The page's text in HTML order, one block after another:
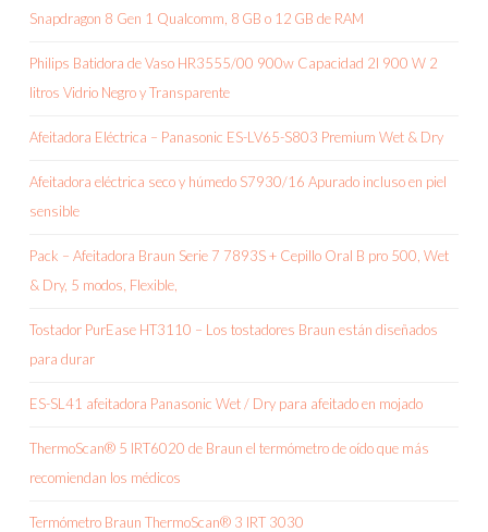
Snapdragon 8 Gen 1 Qualcomm, 8 GB o 12 GB de RAM
Philips Batidora de Vaso HR3555/00 900w Capacidad 2l 900 W 2
litros Vidrio Negro y Transparente
Afeitadora Eléctrica – Panasonic ES-LV65-S803 Premium Wet & Dry
Afeitadora eléctrica seco y húmedo S7930/16 Apurado incluso en piel
sensible
Pack – Afeitadora Braun Serie 7 7893S + Cepillo Oral B pro 500, Wet
& Dry, 5 modos, Flexible,
Tostador PurEase HT3110 – Los tostadores Braun están diseñados
para durar
ES-SL41 afeitadora Panasonic Wet / Dry para afeitado en mojado
ThermoScan® 5 IRT6020 de Braun el termómetro de oído que más
recomiendan los médicos
Termómetro Braun ThermoScan® 3 IRT 3030